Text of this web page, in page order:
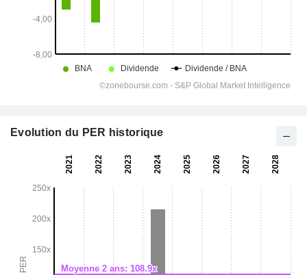
Evolution du PER historique